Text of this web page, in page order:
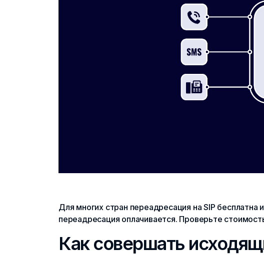
Для многих стран переадресация на SIP
переадресация оплачивается. Проверьте
Как совершать